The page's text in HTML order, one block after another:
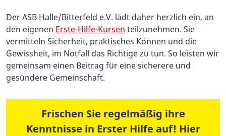
Der ASB Halle/Bitterfeld e.V. lädt daher herzlich ein, an
den eigenen Erste-Hilfe-Kursen teilzunehmen. Sie
vermitteln Sicherheit, praktisches Können und die
Gewissheit, im Notfall das Richtige zu tun. So leisten wir
gemeinsam einen Beitrag für eine sicherere und
gesündere Gemeinschaft.
Frischen Sie regelmäßig ihre
Kenntnisse in Erster Hilfe auf! Hier